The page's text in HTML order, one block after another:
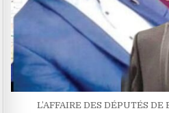
L’AFFAIRE DES DÉPUTÉS DE